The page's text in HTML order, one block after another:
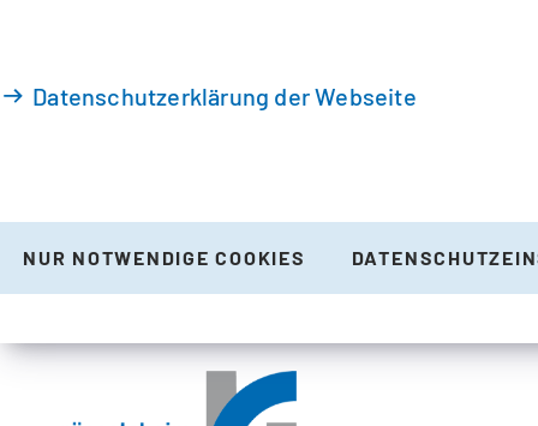
Datenschutzerklärung der Webseite
NUR NOTWENDIGE COOKIES